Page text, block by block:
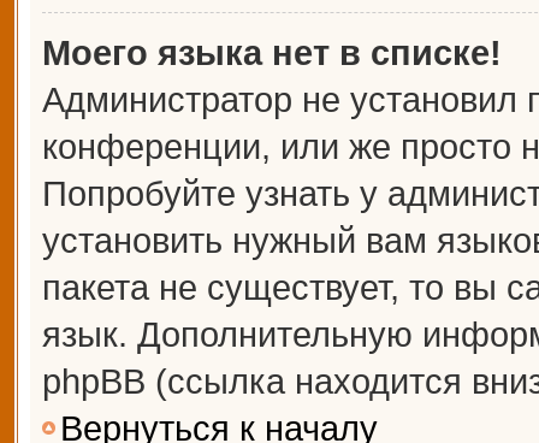
Моего языка нет в списке!
Администратор не установил
конференции, или же просто
Попробуйте узнать у
установить нужный вам
пакета не существует, то вы
язык. Дополнительную
phpBB (ссылка находится
Вернуться к началу